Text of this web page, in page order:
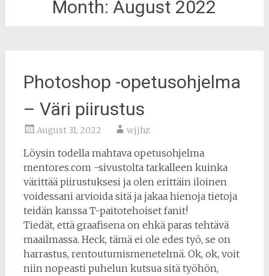
Month:August 2022
Photoshop -opetusohjelma
– Väri piirustus
August 31, 2022 wjjhz
Löysin todella mahtava opetusohjelma
mentores.com -sivustolta tarkalleen kuinka
värittää piirustuksesi ja olen erittäin iloinen
voidessani arvioida sitä ja jakaa hienoja tietoja
teidän kanssa T-paitotehoiset fanit!
Tiedät, että graafisena on ehkä paras tehtävä
maailmassa. Heck, tämä ei ole edes työ, se on
harrastus, rentoutumismenetelmä. Ok, ok, voit
niin nopeasti puhelun kutsua sitä työhön,